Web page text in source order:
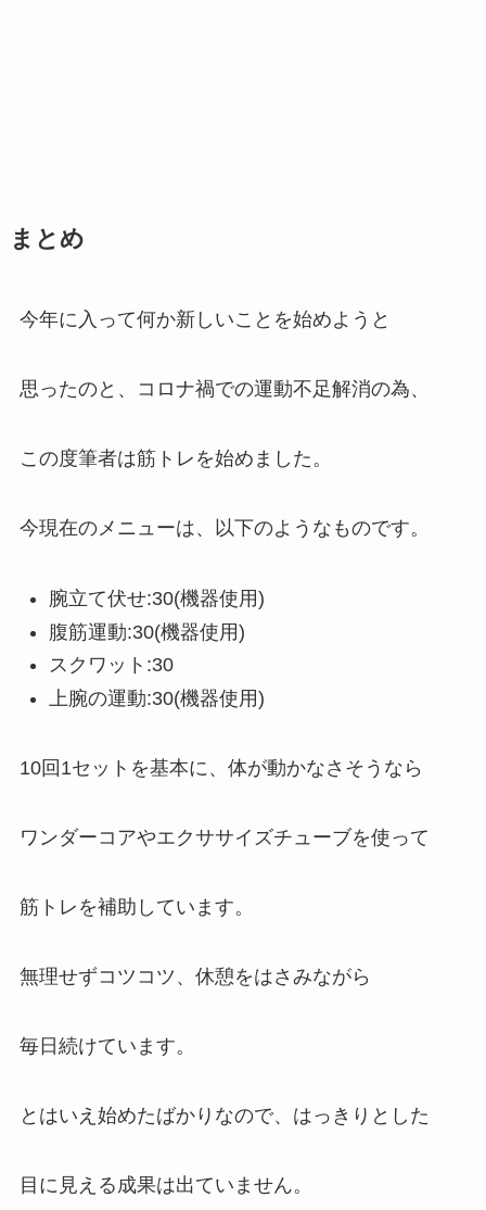
まとめ
今年に入って何か新しいことを始めようと
思ったのと、コロナ禍での運動不足解消の為、
この度筆者は筋トレを始めました。
今現在のメニューは、以下のようなものです。
腕立て伏せ:30(機器使用)
腹筋運動:30(機器使用)
スクワット:30
上腕の運動:30(機器使用)
10回1セットを基本に、体が動かなさそうなら
ワンダーコアやエクササイズチューブを使って
筋トレを補助しています。
無理せずコツコツ、休憩をはさみながら
毎日続けています。
とはいえ始めたばかりなので、はっきりとした
目に見える成果は出ていません。